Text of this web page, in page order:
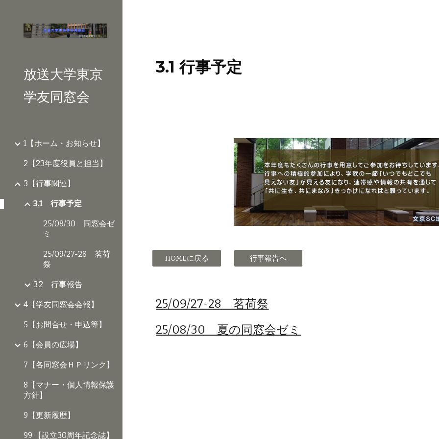
放送大学東京
学友同窓会
1【ホーム・お知らせ】
2【23年度役員と担当】
3【行事関連】
3.1 行事予定
25/08/30 同窓会ゼ
ミ
25/09/27-28 茗荷
祭
3.2 行事報告
4【学友同窓会会報】
5【お問合せ・申込等】
6【会員の広場】
7【各同窓会ＨＰリンク】
8【マナー・個人情報保護
方針】
9【更新履歴】
99 【設立30周年記念誌】
3.1 行事予定
HOMEに戻る 行事報告へ
25/09/27-28 茗荷祭
25/08/30 夏の同窓会ゼミ